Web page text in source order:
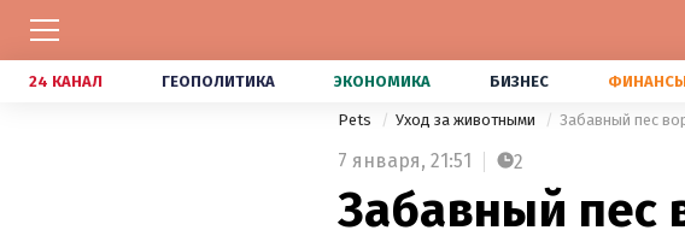
24 КАНАЛ ГЕОПОЛИТИКА ЭКОНОМИКА БИЗНЕС
Pets Уход за животными Забавный пес
7 января, 21:51 2
Забавный пес